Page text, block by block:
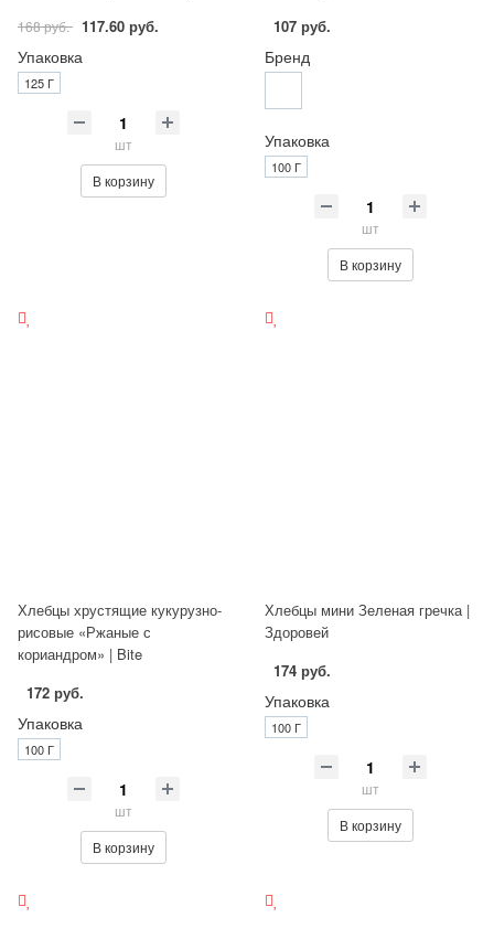
168 руб. 117.60 руб.
Упаковка
125 Г
шт
В корзину
107 руб.
Бренд
Упаковка
100 Г
шт
В корзину
Хлебцы хрустящие кукурузно-
рисовые «Ржаные с
кориандром» | Bite
172 руб.
Упаковка
100 Г
шт
В корзину
Хлебцы мини Зеленая гречка |
Здоровей
174 руб.
Упаковка
100 Г
шт
В корзину